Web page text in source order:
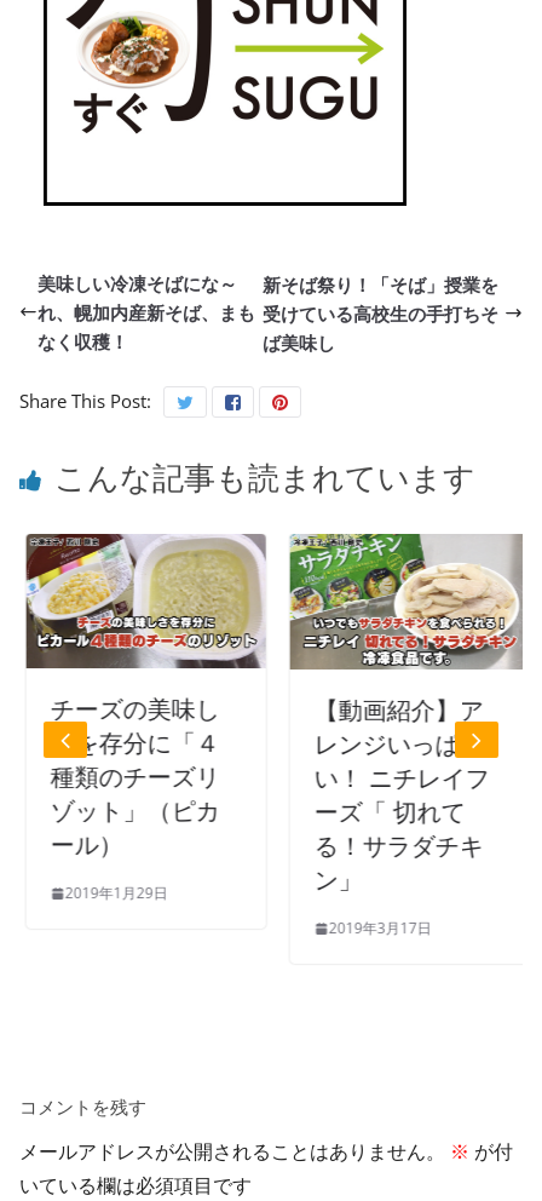
美味しい冷凍そばにな～
れ、幌加内産新そば、まも
なく収穫！
新そば祭り！「そば」授業を
受けている高校生の手打ちそ
ば美味し
Share This Post:
こんな記事も読まれています
チーズの美味し
さを存分に「４
種類のチーズリ
ゾット」（ピカ
ール）
2019年1月29日
【動画紹介】ア
レンジいっぱ
い！ ニチレイフ
ーズ「 切れて
る！サラダチキ
ン」
2019年3月17日
コメントを残す
メールアドレスが公開されることはありません。 ※ が付
いている欄は必須項目です